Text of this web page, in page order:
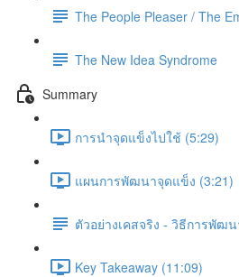
The People Pleaser / The
The New Idea Syndrome
Summary
การนำจุดแข็งไปใช้ (5:29)
แผนการพัฒนาจุดแข็ง (3:21)
ตัวอย่างเคสจริง - วิธีการพัฒ
Key Takeaway (11:09)